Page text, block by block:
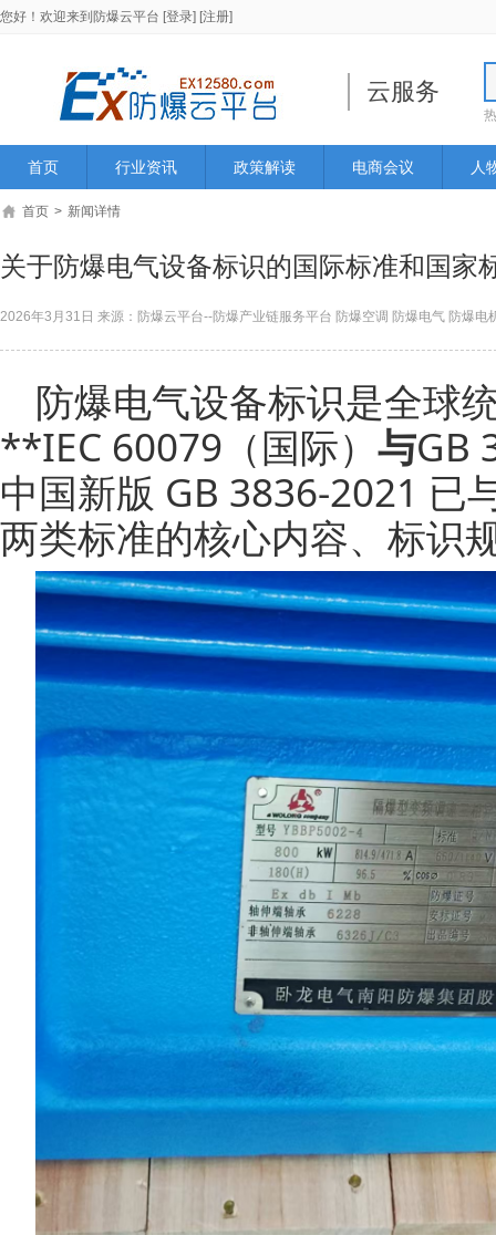
您好！欢迎来到 防爆云平台 [登录] [注册]
云服务
首页 行业资讯 政策解读 电商会议 人
首页 > 新闻详情
关于防爆电气设备标识的国际标准和国家
2026年3月31日 来源：防爆云平台--防爆产业链服务平台 防爆空调 防爆电气 防爆电
防爆电气设备标识是全球
**IEC 60079（国际） 与GB
中国新版 GB 3836-2021 已
两类标准的核心内容、标识